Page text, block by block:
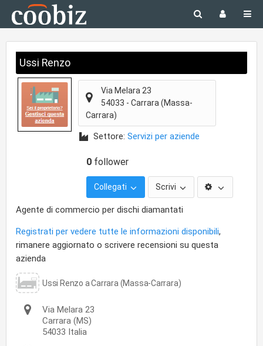
Ussi Renzo
Via Melara 23
54033 - Carrara (Massa-
Carrara)
Settore: Servizi per aziende
0 follower
Collegati Scrivi
Agente di commercio per dischi diamantati
Registrati per vedere tutte le informazioni disponibili,
rimanere aggiornato o scrivere recensioni su questa
azienda
Ussi Renzo a Carrara (Massa-Carrara)
Via Melara 23
Carrara (MS)
54033 Italia